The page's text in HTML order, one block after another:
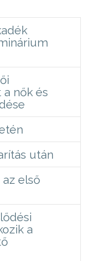
nők és
után
első
a